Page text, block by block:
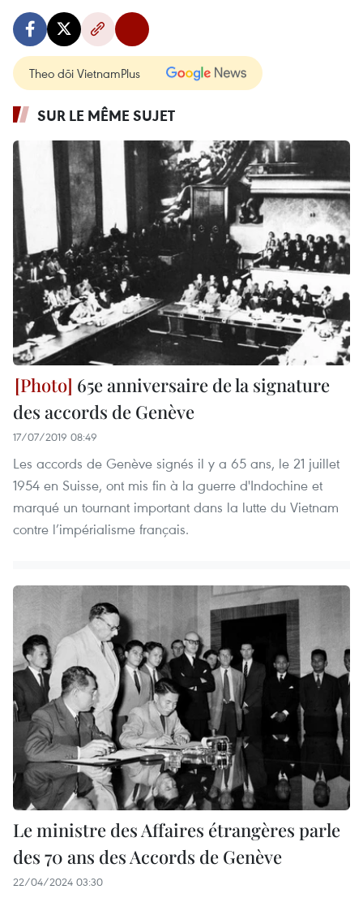
Theo dõi VietnamPlus
SUR LE MÊME SUJET
65e anniversaire de la signature
des accords de Genève
17/07/2019 08:49
Les accords de Genève signés il y a 65 ans, le 21 juillet
1954 en Suisse, ont mis fin à la guerre d'Indochine et
marqué un tournant important dans la lutte du Vietnam
contre l’impérialisme français.
Le ministre des Affaires étrangères parle
des 70 ans des Accords de Genève
22/04/2024 03:30